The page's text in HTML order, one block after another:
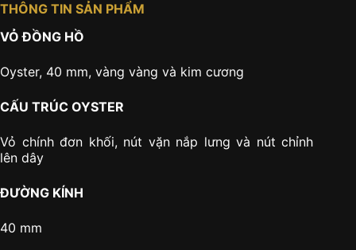
THÔNG TIN SẢN PHẨM
VỎ ĐỒNG HỒ
Oyster, 40 mm, vàng vàng và kim cương
CẤU TRÚC OYSTER
Vỏ chính đơn khối, nút vặn nắp lưng và nút chỉnh
lên dây
ĐƯỜNG KÍNH
40 mm